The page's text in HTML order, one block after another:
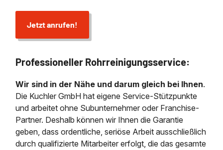
Jetzt anrufen!
Professioneller Rohrreinigungsservice:
Wir sind in der Nähe und darum gleich bei Ihnen.
Die Kuchler GmbH hat eigene Service-Stützpunkte
und arbeitet ohne Subunternehmer oder Franchise-
Partner. Deshalb können wir Ihnen die Garantie
geben, dass ordentliche, seriöse Arbeit ausschließlich
durch qualifizierte Mitarbeiter erfolgt, die das gesamte